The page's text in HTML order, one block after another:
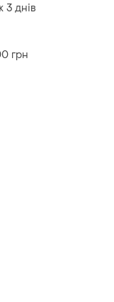
3 днів
грн